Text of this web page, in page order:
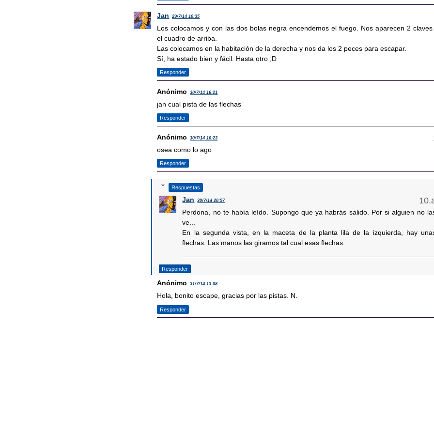
Jan 29/7/14 10:35
Los colocamos y con las dos bolas negra encendemos el fuego. Nos aparecen 2
el cuadro de arriba.
Las colocamos en la habitación de la derecha y nos da los 2 peces para escapar.
Sí, ha estado bien y fácil. Hasta otro ;D
Responder
Anónimo 30/7/14 16:21
jan cual pista de las flechas
Responder
Anónimo 30/7/14 16:23
osea como lo ago
Responder
Respuestas
Jan 30/7/14 20:57
Perdona, no te había leído. Supongo que ya habrás salido. Por si alguien no
ve...
En la segunda vista, en la maceta de la planta lila de la izquierda, hay
flechas. Las manos las giramos tal cual esas flechas.
Responder
Anónimo 31/7/14 13:08
Hola, bonito escape, gracias por las pistas. N.
Responder